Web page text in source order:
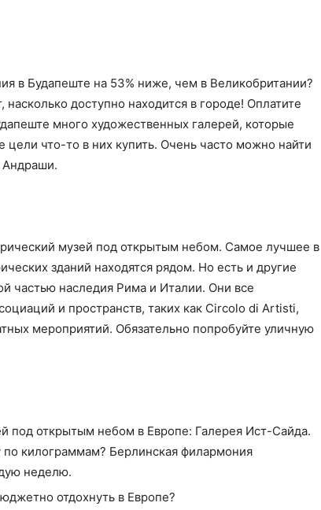
в Будапеште на 53% ниже, чем в Великобритании?
доступно находится в городе! Оплатите
много художественных галерей, которые
что-то в них купить. Очень часто можно найти
Андраши.
музей под открытым небом. Самое лучшее в
зданий находятся рядом. Но есть и другие
частью наследия Рима и Италии. Они все
и пространств, таких как Circolo di Artisti,
мероприятий. Обязательно попробуйте уличную
под открытым небом в Европе: Галерея Ист-Сайда.
килограммам? Берлинская филармония
неделю.